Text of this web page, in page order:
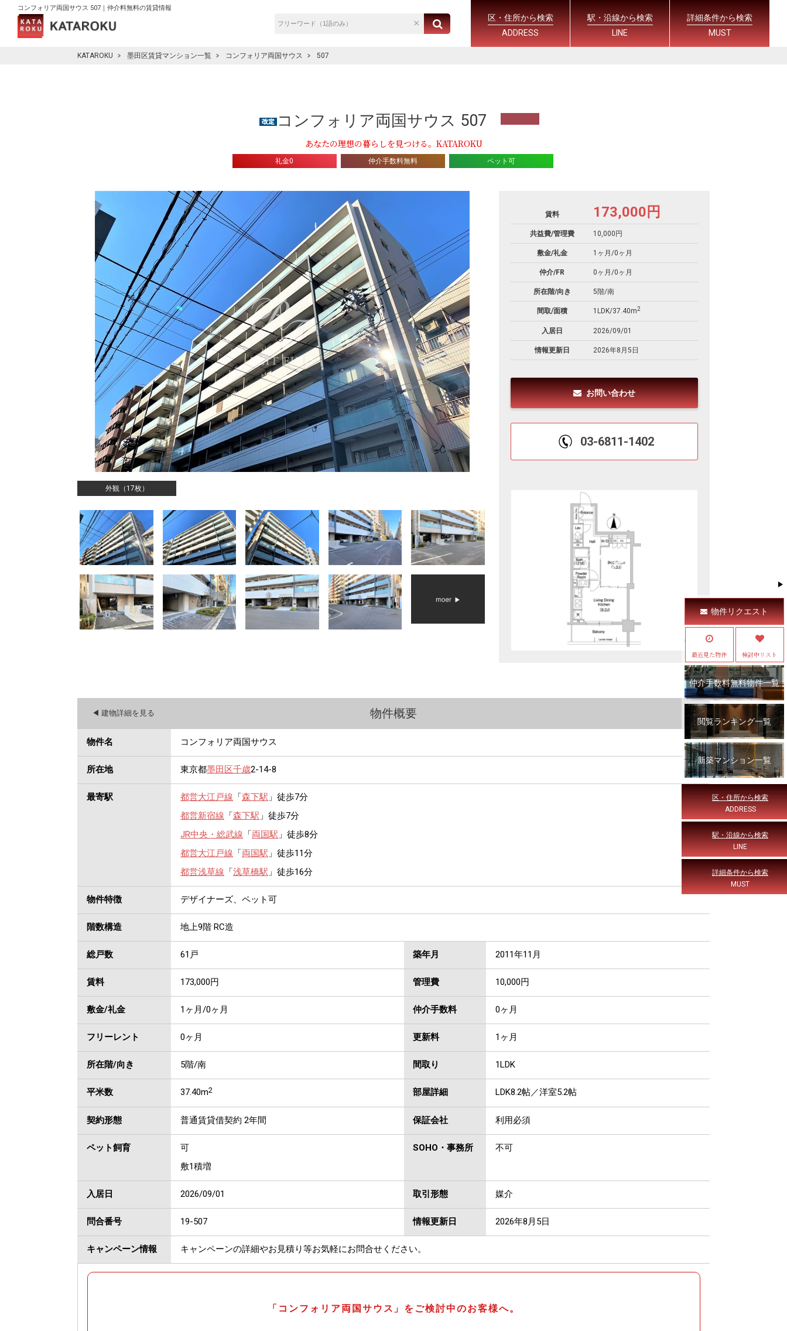
コンフォリア両国サウス 507｜仲介料無料の賃貸情報
区・住所から検索
ADDRESS
駅・沿線から検索
LINE
詳細条件から検索
MUST
KATAROKU 墨田区賃貸マンション一覧 コンフォリア両国サウス 507
コンフォリア両国サウス 507
あなたの理想の暮らしを見つける。KATAROKU
礼金0 仲介手数料無料 ペット可
外観（17枚）
賃料 173,000 円
共益費/管理費 10,000円
敷金/礼金 1ヶ月 /0ヶ月
仲介/FR 0ヶ月 /0ヶ月
所在階/向き 5階/南
間取/面積 1LDK/37.40m2
入居日 2026/09/01
情報更新日 2026年8月5日
お問い合わせ
03-6811-1402
物件概要
◀︎ 建物詳細を見る
物件名 コンフォリア両国サウス
所在地 東京都墨田区千歳2-14-8
最寄駅 都営大江戸線 「森下駅 」徒歩7分
都営新宿線 「森下駅 」徒歩7分
JR中央・総武線 「両国駅 」徒歩8分
都営大江戸線 「両国駅 」徒歩11分
都営浅草線 「浅草橋駅 」徒歩16分
物件特徴 デザイナーズ、ペット可
階数構造 地上9階 RC造
総戸数 61戸 築年月 2011年11月
賃料 173,000円 管理費 10,000円
敷金/礼金 1ヶ月/0ヶ月 仲介手数料 0ヶ月
フリーレント 0ヶ月 更新料 1ヶ月
所在階/向き 5階/南 間取り 1LDK
平米数 37.40m2 部屋詳細 LDK8.2帖／洋室5.2帖
契約形態 普通賃貸借契約 2年間 保証会社 利用必須
ペット飼育
可
敷1積増
SOHO・事務所 不可
入居日 2026/09/01 取引形態 媒介
問合番号 19-507 情報更新日 2026年8月5日
キャンペーン情報 キャンペーンの詳細やお見積り等お気軽にお問合せください。
「コンフォリア両国サウス」をご検討中のお客様へ。
物件リクエスト
最近見た物件 検討中リスト
仲介手数料無料物件一覧
閲覧ランキング一覧
新築マンション一覧
区・住所から検索
ADDRESS
駅・沿線から検索
LINE
詳細条件から検索
MUST